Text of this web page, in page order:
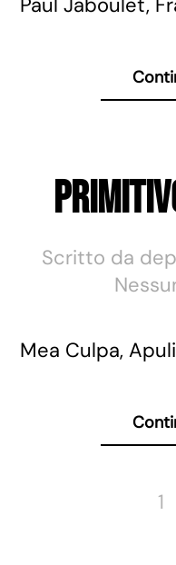
Scritto da
Mea Culpa,
1